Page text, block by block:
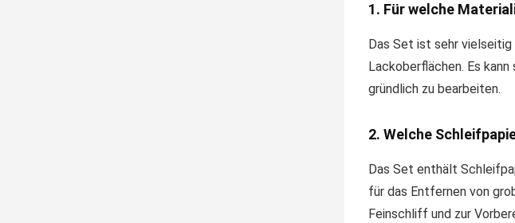
1. Für welche
Das Set ist sehr
Lackoberflächen. Es
gründlich zu bearbeiten.
2. Welche
Das Set enthält
für das Entfernen von
Feinschliff und zur